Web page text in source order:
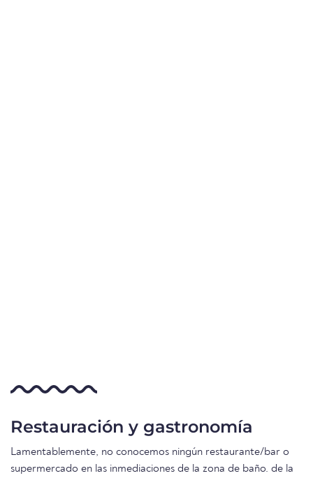
Restauración y gastronomía
Lamentablemente, no conocemos ningún restaurante/bar o
supermercado en las inmediaciones de la zona de baño. de la